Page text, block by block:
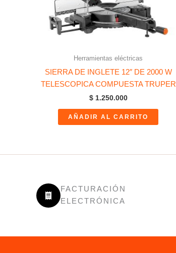
Herramientas eléctricas
SIERRA DE INGLETE 12″ DE 2000 W
TELESCOPICA COMPUESTA TRUPER
$1.250.000
AÑADIR AL CARRITO
FACTURACIÓN
ELECTRÓNICA